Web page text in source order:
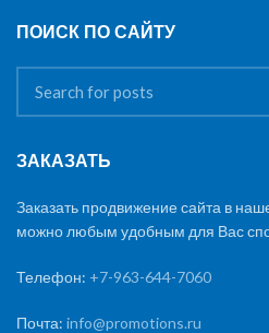
ПОИСК ПО САЙТУ
ЗАКАЗАТЬ
Заказать продвижение сайта в
можно любым удобным для Вас
Телефон: +7-963-644-7060
Почта: info@promotions.ru